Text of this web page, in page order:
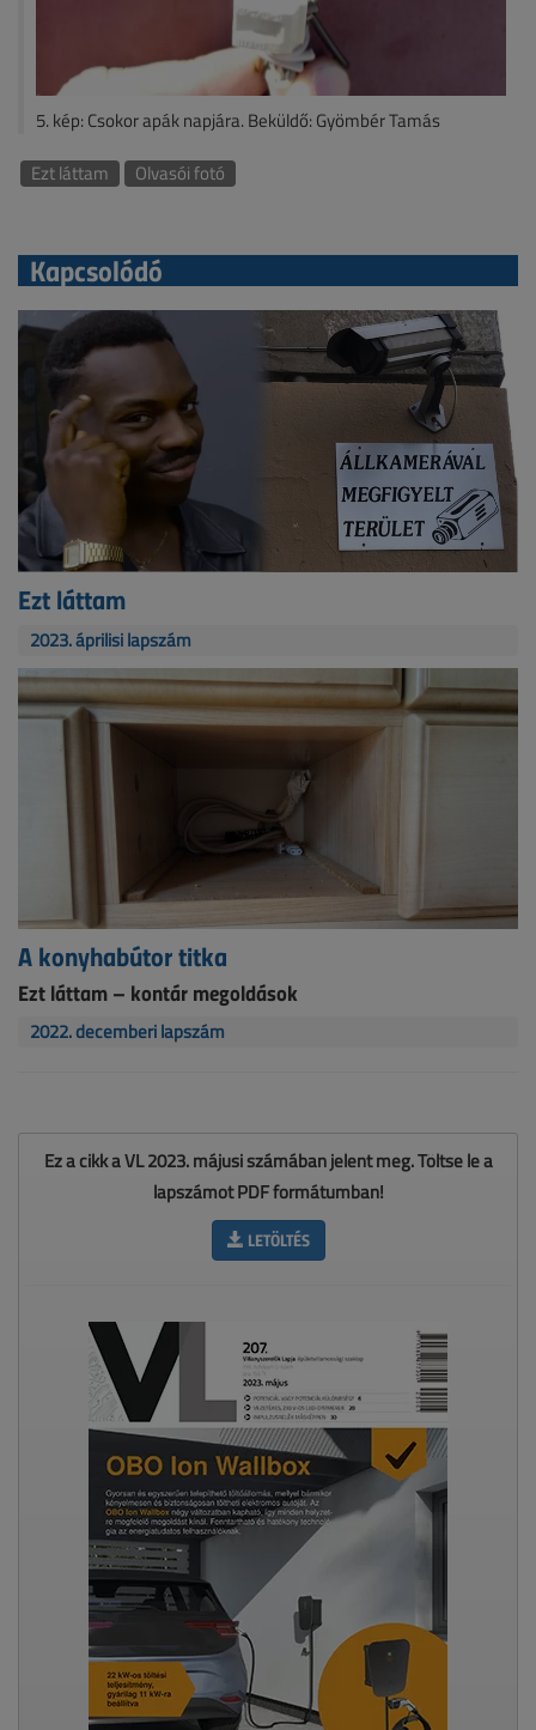
5. kép: Csokor apák napjára. Beküldő: Gyömbér Tamás
Ezt láttam Olvasói fotó
Kapcsolódó
Ezt láttam
2023. áprilisi lapszám
A konyhabútor titka
Ezt láttam – kontár megoldások
2022. decemberi lapszám
Ez a cikk a VL 2023. májusi számában jelent meg. Töltse le a
lapszámot PDF formátumban!
LETÖLTÉS